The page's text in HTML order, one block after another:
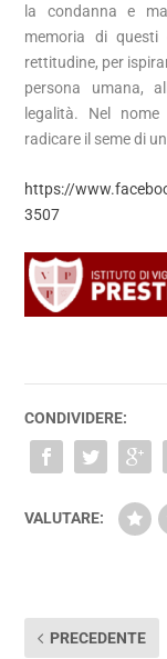
la condanna e
memoria di
rettitudine, per
persona umana,
legalità. Nel nome
radicare il seme di
https://
3507
CONDIVIDERE:
VALUTARE:
PRECEDENTE